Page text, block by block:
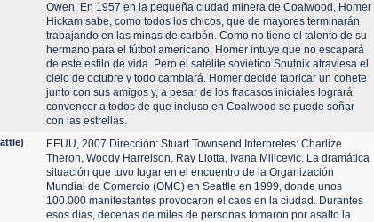
Owen. En 1957 en la pequeña ciudad minera de Coalwood, Homer
Hickam sabe, como todos los chicos, que de mayores terminarán
trabajando en las minas de carbón. Como no tiene el talento de su
hermano para el fútbol americano, Homer intuye que no escapará
de este estilo de vida. Pero el satélite soviético Sputnik atraviesa el
cielo de octubre y todo cambiará. Homer decide fabricar un cohete
junto con sus amigos y, a pesar de los fracasos iniciales logrará
convencer a todos de que incluso en Coalwood se puede soñar
con las estrellas.
EEUU, 2007 Dirección: Stuart Townsend Intérpretes: Charlize
Theron, Woody Harrelson, Ray Liotta, Ivana Milicevic. La dramática
situación que tuvo lugar en el encuentro de la Organización
Mundial de Comercio (OMC) en Seattle en 1999, donde unos
100.000 manifestantes provocaron el caos en la ciudad. Durantes
esos días, decenas de miles de personas tomaron por asalto la